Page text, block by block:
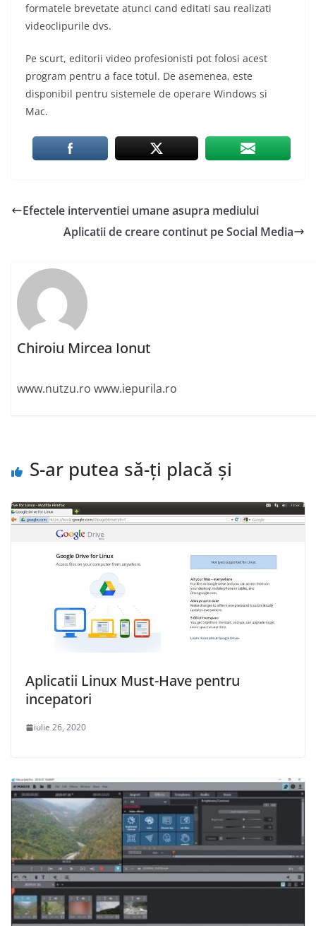
formatele brevetate atunci cand editati sau realizati
videoclipurile dvs.
Pe scurt, editorii video profesionisti pot folosi acest
program pentru a face totul. De asemenea, este
disponibil pentru sistemele de operare Windows si
Mac.
Efectele interventiei umane asupra mediului
Aplicatii de creare continut pe Social Media
Chiroiu Mircea Ionut
www.nutzu.ro www.iepurila.ro
S-ar putea să-ți placă și
Aplicatii Linux Must-Have pentru
incepatori
iulie 26, 2020